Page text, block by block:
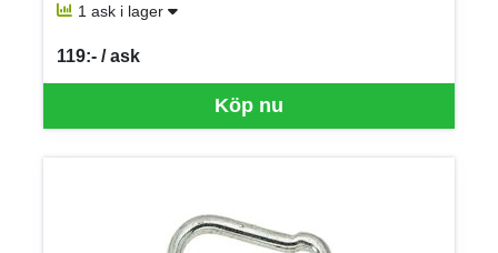
1 ask i lager
Köp nu
119:- / ask
SEK per ASK